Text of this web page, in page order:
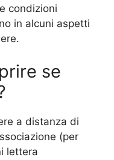
condizioni
in alcuni aspetti
se
a distanza di
(per
lettera